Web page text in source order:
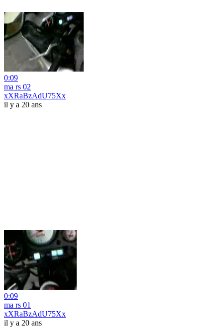
0:09
ma rs 02
xXRaBzAdU75Xx
il y a 20 ans
0:09
ma rs 01
xXRaBzAdU75Xx
il y a 20 ans